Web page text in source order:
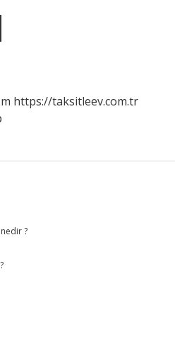
https://taksitleev.com.tr
?